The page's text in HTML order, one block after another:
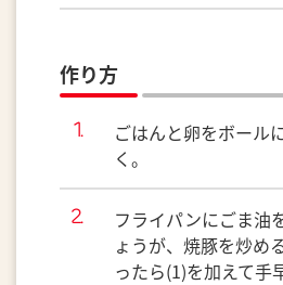
作り方
ごはんと卵をボール
く。
フライパンにごま油
ょうが、焼豚を炒め
ったら(1)を加えて手